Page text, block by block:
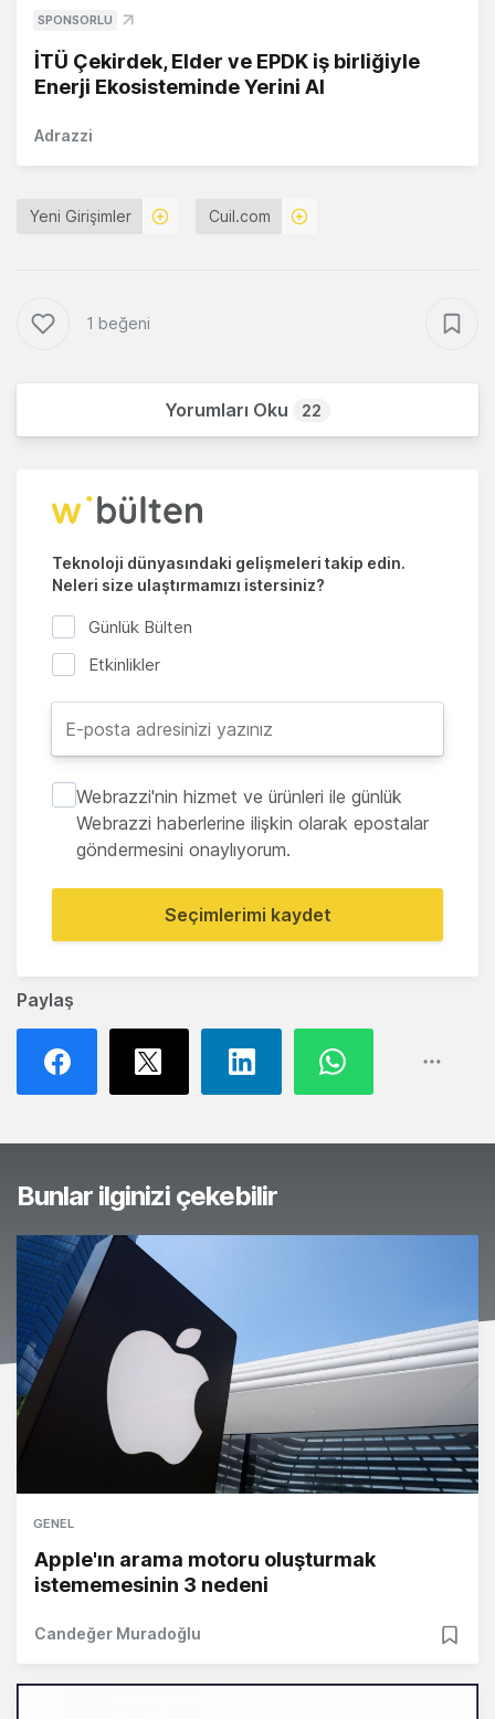
Paylaş
SPONSORLU
İTÜ Çekirdek, Elder ve EPDK iş birliğiyle
Enerji Ekosisteminde Yerini Al
Adrazzi
Yeni Girişimler Cuil.com
1 beğeni
Yorumları Oku 22
Teknoloji dünyasındaki gelişmeleri takip edin.
Neleri size ulaştırmamızı istersiniz?
Günlük Bülten
Etkinlikler
Webrazzi'nin hizmet ve ürünleri ile günlük
Webrazzi haberlerine ilişkin olarak epostalar
göndermesini onaylıyorum.
Seçimlerimi kaydet
Bunlar ilginizi çekebilir
GENEL
Apple'ın arama motoru oluşturmak
istememesinin 3 nedeni
Candeğer Muradoğlu